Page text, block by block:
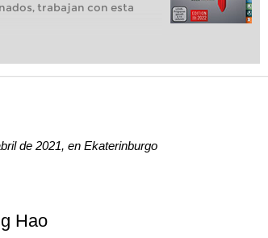
trabajan con esta
de 2021, en Ekaterinburgo
Hao